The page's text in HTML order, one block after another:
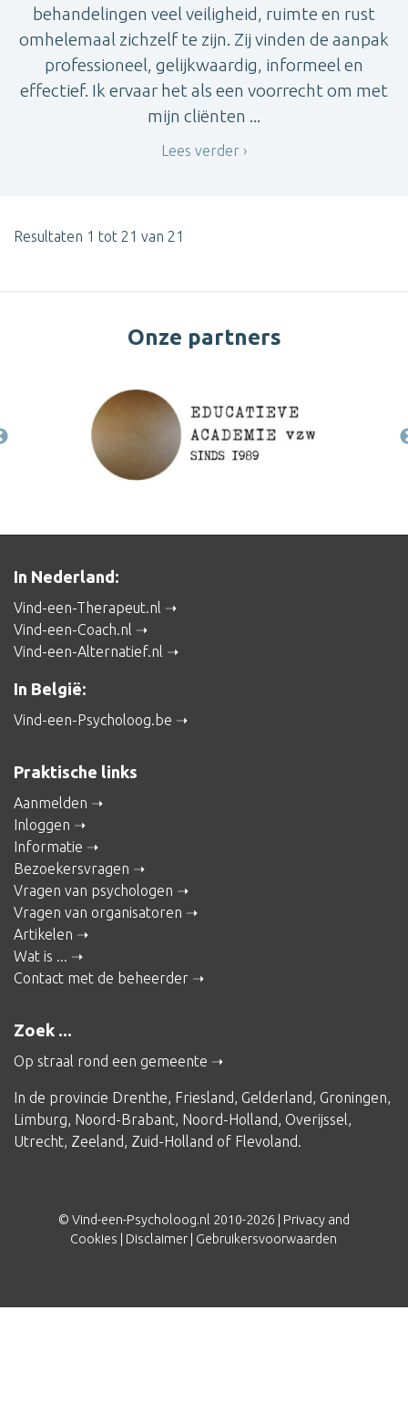
behandelingen veel veiligheid, ruimte en rust
omhelemaal zichzelf te zijn. Zij vinden de aanpak
professioneel, gelijkwaardig, informeel en
effectief. Ik ervaar het als een voorrecht om met
mijn cliënten ...
Lees verder
Resultaten 1 tot 21 van 21
Onze partners
In Nederland:
Vind-een-Therapeut.nl
Vind-een-Coach.nl
Vind-een-Alternatief.nl
In België:
Vind-een-Psycholoog.be
Praktische links
Aanmelden
Inloggen
Informatie
Bezoekersvragen
Vragen van psychologen
Vragen van organisatoren
Artikelen
Wat is ...
Contact met de beheerder
Zoek ...
Op straal rond een gemeente
In de provincie Drenthe, Friesland, Gelderland, Groningen,
Limburg, Noord-Brabant, Noord-Holland, Overijssel,
Utrecht, Zeeland, Zuid-Holland of Flevoland.
© Vind-een-Psycholoog.nl 2010-2026 | Privacy and
Cookies
Disclaimer Gebruikersvoorwaarden